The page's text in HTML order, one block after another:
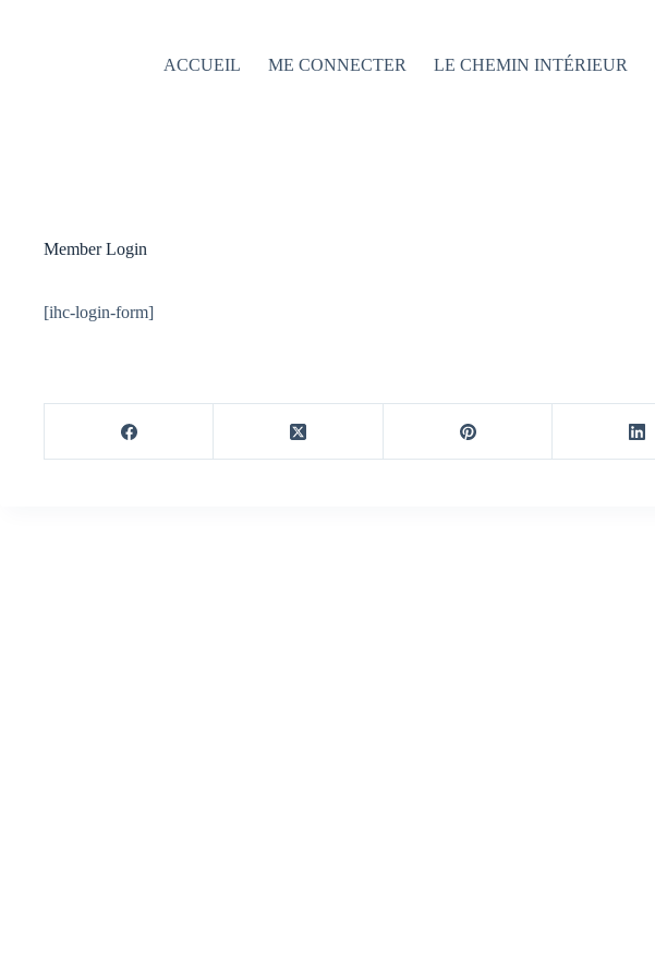
ACCUEIL
ME CONNECTER LE CHEMIN INTÉRIEUR
Member Login
[ihc-login-form]